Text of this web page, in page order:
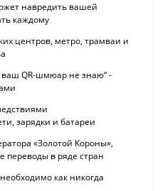
навредить вашей
каждому
центров, метро, трамваи и
ваш QR-шмюар не знаю“ -
зарядки и батареи
«Золотой Короны»,
переводы в ряде стран
как никогда